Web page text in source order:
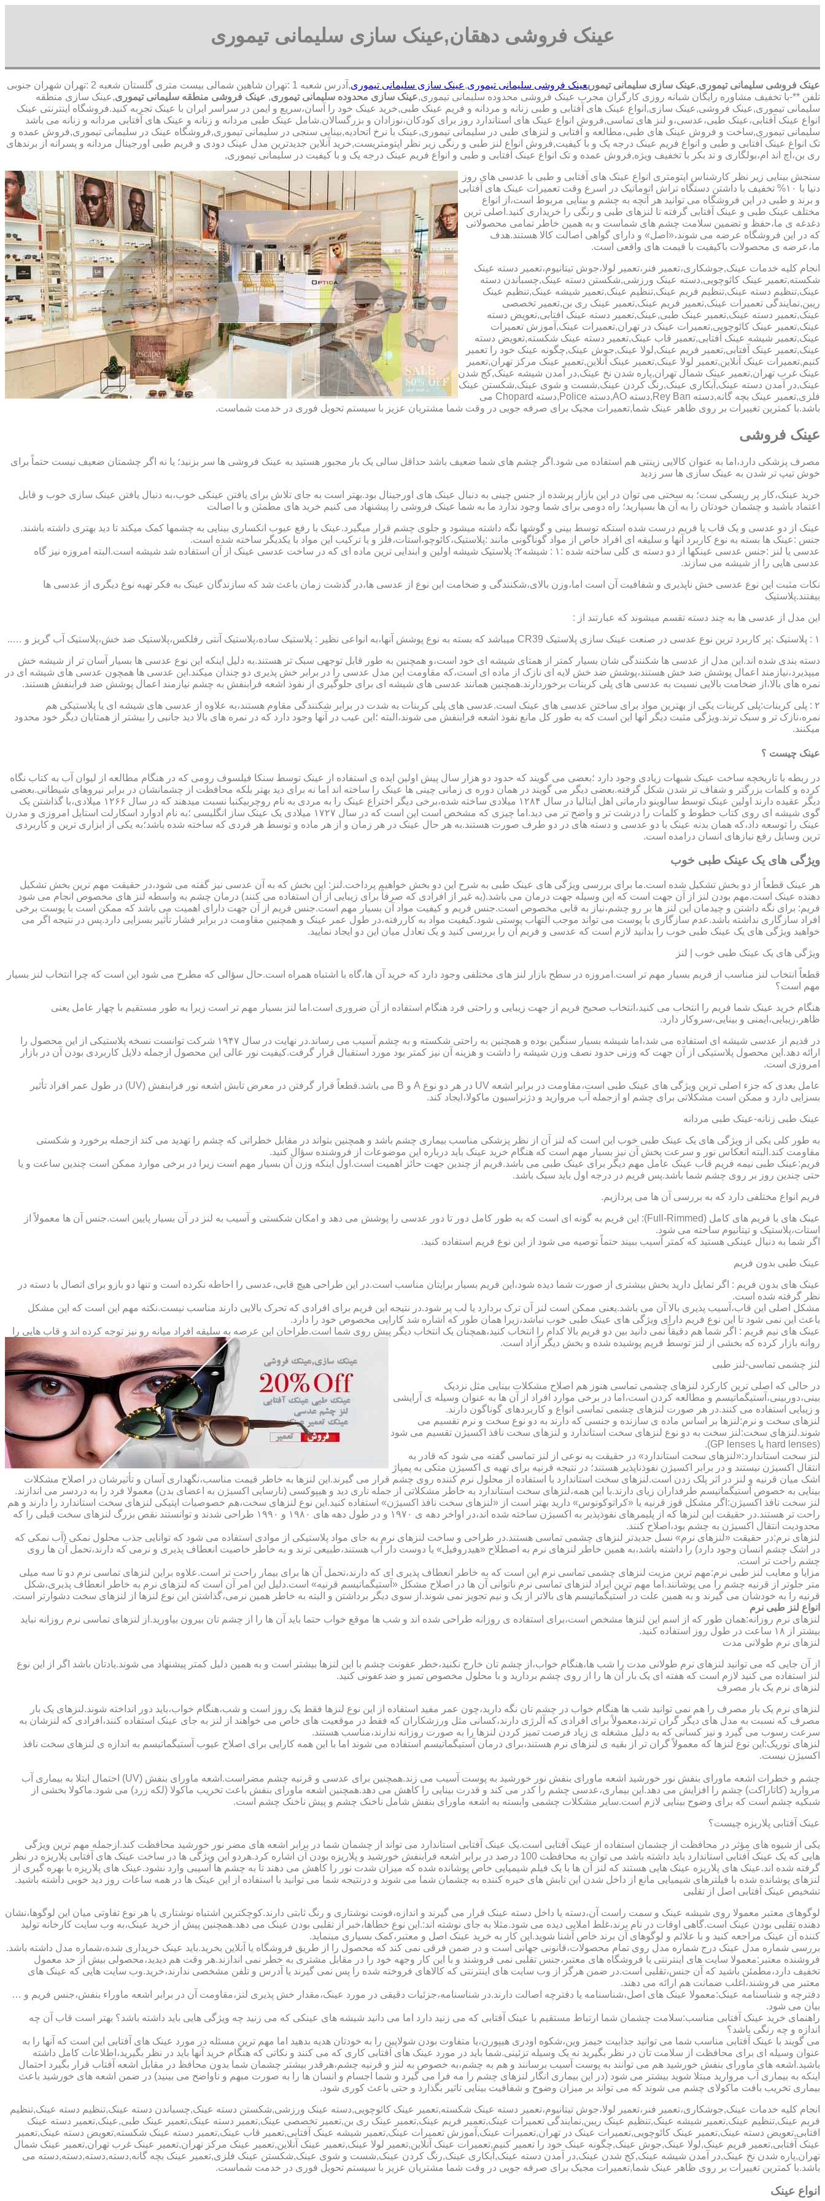
عینک فروشی دهقان,عینک سازی سلیمانی تیموری
عینک فروشی سلیمانی تیموری,عینک سازی سلیمانی تیموریعینک فروشی سلیمانی تیموری,عینک سازی سلیمانی تیموری
,آدرس شعبه 1 :تهران شاهین شمالی بیست متری گلستان شعبه 2 :تهران شهران جنوبی
تلفن **-با تخفیف مشاوره رایگان شبانه روزی کارگران مجرب عینک فروشی محدوده سلیمانی تیموری,عینک سازی محدوده سلیمانی تیموری, عینک فروشی منطقه سلیمانی تیموری,عینک سازی منطقه
سلیمانی تیموری,عینک فروشی,عینک سازی,انواع عینک های آفتابی و طبی زنانه و مردانه و فریم عینک طبی,خرید عینک خود را آسان،سریع و ایمن در سراسر ایران با عینک تجربه کنید.فروشگاه اینترنتی عینک
انواع عینک آفتابی،عینک طبی،عدسی،و لنز های تماسی,فروش انواع عینک های استاندارد روز برای کودکان،نوزادان و بزرگسالان.شامل عینک طبی مردانه و زنانه و عینک های آفتابی مردانه و زنانه می باشد
سلیمانی تیموری,ساخت و فروش عینک های طبی،مطالعه و آفتابی و لنزهای طبی در سلیمانی تیموری,عینک با نرخ اتحادیه,بینایی سنجی در سلیمانی تیموری,فروشگاه عینک در سلیمانی تیموری,فروش عمده و
تک انواع عینک آفتابی و طبی و انواع فریم عینک درجه یک و با کیفیت,فروش انواع لنز طبی و رنگی زیر نظر اپتومتریست,خرید آنلاین جدیدترین مدل عینک دودی و فریم طبی اورجینال مردانه و پسرانه از برندهای
ری بن،اچ اند ام،بولگاری و تد بکر با تخفیف ویژه,فروش عمده و تک انواع عینک آفتابی و طبی و انواع فریم عینک درجه یک و با کیفیت در سلیمانی تیموری,
سنجش بینایی زیر نظر کارشناس اپتومتری انواع عینک های آفتابی و طبی با عدسی های روز
دنیا با ۱۰% تخفیف با داشتن دستگاه تراش اتوماتیک در اسرع وقت تعمیرات عینک های آفتابی
و برند و طبی در این فروشگاه می توانید هر آنچه به چشم و بینایی مربوط است،از انواع
مختلف عینک طبی و عینک آفتابی گرفته تا لنزهای طبی و رنگی را خریداری کنید.اصلی ترین
دغدغه ی ما،حفظ و تضمین سلامت چشم های شماست و به همین خاطر تمامی محصولاتی
که در این فروشگاه عرضه می شوند،«اصل» و دارای گواهی اصالت کالا هستند.هدف
ما،عرضه ی محصولات باکیفیت با قیمت های واقعی است.
انجام کلیه خدمات عینک,جوشکاری،تعمیر فنر،تعمیر لولا،جوش تیتانیوم،تعمیر دسته عینک
شکسته,تعمیر عینک کائوچویی,دسته عینک ورزشی,شکستن دسته عینک,چسباندن دسته
عینک,تنظیم دسته عینک,تنظیم فریم عینک,تنظیم عینک,تعمیر شیشه عینک,تنظیم عینک
ریبن,نمایندگی تعمیرات عینک,تعمیر فریم عینک,تعمیر عینک ری بن,تعمیر تخصصی
عینک,تعمیر دسته عینک,تعمیر عینک طبی,عینک,تعمیر دسته عینک افتابی,تعویض دسته
عینک,تعمیر عینک کائوچویی,تعمیرات عینک در تهران,تعمیرات عینک,آموزش تعمیرات
عینک,تعمیر شیشه عینک آفتابی,تعمیر قاب عینک,تعمیر دسته عینک شکسته,تعویض دسته
عینک,تعمیر عینک آفتابی,تعمیر فریم عینک,لولا عینک,جوش عینک,چگونه عینک خود را تعمیر
کنیم,تعمیرات عینک آنلاین,تعمیر لولا عینک,تعمیر عینک آنلاین,تعمیر عینک مرکز تهران,تعمیر
عینک غرب تهران,تعمیر عینک شمال تهران,پاره شدن نخ عینک,در آمدن شیشه عینک,کج شدن
عینک,در آمدن دسته عینک,آبکاری عینک,رنگ کردن عینک,شست و شوی عینک,شکستن عینک
فلزی,تعمیر عینک بچه گانه,دسته Rey Ban,دسته AO,دسته Police,دسته Chopard می
باشد.با کمترین تغییرات بر روی ظاهر عینک شما,تعمیرات مجیک برای صرفه جویی در وقت شما مشتریان عزیز با سیستم تحویل فوری در خدمت شماست.
عینک فروشی
مصرف پزشکی دارد،اما به عنوان کالایی زینتی هم استفاده می شود.اگر چشم های شما ضعیف باشد حداقل سالی یک بار مجبور هستید به عینک فروشی ها سر بزنید؛ یا نه اگر چشمتان ضعیف نیست حتماً برای
خوش تیپ تر شدن به عینک سازی ها سر زدید
خرید عینک،کار پر ریسکی ست؛ به سختی می توان در این بازار پرشده از جنس چینی به دنبال عینک های اورجینال بود.بهتر است به جای تلاش برای یافتن عینکی خوب،به دنبال یافتن عینک سازی خوب و قابل
اعتماد باشید و چشمان خودتان را به آن ها بسپارید؛ راه دومی برای شما وجود ندارد ما به شما عینک فروشی را پیشنهاد می کنیم خرید های مطمئن و با اصالت
عینک از دو عدسی و یک قاب یا فریم درست شده استکه توسط بینی و گوشها نگه داشته میشود و جلوی چشم قرار میگیرد.عینک با رفع عیوب انکساری بینایی به چشمها کمک میکند تا دید بهتری داشته باشند.
جنس :عینک ها بسته به نوع کاربرد آنها و سلیقه ای افراد خاص از مواد گوناگونی مانند :پلاستیک،کائوچو،استات،فلز و یا ترکیب این مواد با یکدیگر ساخته شده است.
عدسی یا لنز :جنس عدسی عینکها از دو دسته ی کلی ساخته شده :۱ : شیشه۲: پلاستیک شیشه اولین و ابندایی ترین ماده ای که در ساخت عدسی عینک از آن استفاده شد شیشه است.البته امروزه نیز گاه
عدسی هایی را از شیشه می سازند.
نکات مثبت این نوع عدسی خش ناپذیری و شفافیت آن است اما،وزن بالای،شکنندگی و ضخامت این نوع از عدسی ها،در گذشت زمان باعث شد که سازندگان عینک به فکر تهیه نوع دیگری از عدسی ها
بیفتند.پلاستیک
این مدل از عدسی ها به چند دسته تقسم میشوند که عبارتند از :
۱ : پلاستیک :پر کاربرد ترین نوع عدسی در صنعت عینک سازی پلاستیک CR39 میباشد که بسته به نوع پوشش آنها،به انواعی نظیر : پلاستیک ساده،پلاستیک آنتی رفلکس،پلاستیک ضد خش،پلاستیک آب گریز و …..
دسته بندی شده اند.این مدل از عدسی ها شکنندگی شان بسیار کمتر از همتای شیشه ای خود است،و همچنین به طور قابل توجهی سبک تر هستند.به دلیل اینکه این نوع عدسی ها بسیار آسان تر از شیشه خش
میپذیرد،نیازمند اعمال پوشش ضد خش هستند،پوشش ضد خش لایه ای نازک از ماده ای است،که مقاومت این مدل عدسی را در برابر خش پذیری دو چندان میکند.این عدسی ها همچون عدسی های شیشه ای در
نمره های بالا،از ضخامت بالایی نسبت به عدسی های پلی کربنات برخوردارند.همچنین همانند عدسی های شیشه ای برای جلوگیری از نفوذ اشعه فرابنفش به چشم نیازمند اعمال پوشش ضد فرابنفش هستند.
۲ : پلی کربنات:پلی کربنات یکی از بهترین مواد برای ساختن عدسی های عینک است.عدسی های پلی کربنات به شدت در برابر شکنندگی مقاوم هستند،به علاوه از عدسی های شیشه ای یا پلاستیکی هم
نمره،نازک تر و سبک ترند.ویژگی مثبت دیگر آنها این است که به طور کل مانع نفوذ اشعه فرابنفش می شوند،البته ؛این عیب در آنها وجود دارد که در نمره های بالا دید جانبی را بیشتر از همتایان دیگر خود محدود
میکنند.
عینک چیست ؟
در ربطه با تاریخچه ساخت عینک شبهات زیادی وجود دارد ؛بعضی می گویند که حدود دو هزار سال پیش اولین ایده ی استفاده از عینک توسط سنکا فیلسوف رومی که در هنگام مطالعه از لیوان آب به کتاب نگاه
کرده و کلمات بزرگتر و شفاف تر شدن شکل گرفته.بعضی دیگر می گویند در همان دوره ی زمانی چینی ها عینک را ساخته اند اما نه برای دید بهتر بلکه محافظت از چشمانشان در برابر نیروهای شیطانی.بعضی
دیگر عقیده دارند اولین عینک توسط سالوینو دارماتی اهل ایتالیا در سال ۱۲۸۴ میلادی ساخته شده،برخی دیگر اختراع عینک را به مردی به نام روچربیکنبا نسبت میدهند که در سال ۱۲۶۶ میلادی،با گذاشتن یک
گوی شیشه ای روی کتاب خطوط و کلمات را درشت تر و واضح تر می دید.اما چیزی که مشخص است این است که در سال ۱۷۲۷ میلادی یک عینک ساز انگلیسی ؛به نام ادوارد اسکارلت استایل امروزی و مدرن
عینک را توسعه داد،که همان بدنه عینک با دو عدسی و دسته های در دو طرف صورت هستند.به هر حال عینک در هر زمان و از هر ماده و توسط هر فردی که ساخته شده باشد؛به یکی از ابزاری ترین و کاربردی
ترین وسایل رفع نیازهای انسان درامده است.
ویژگی های یک عینک طبی خوب
هر عینک قطعاً از دو بخش تشکیل شده است.ما برای بررسی ویژگی های عینک طبی به شرح این دو بخش خواهیم پرداخت.لنز: این بخش که به آن عدسی نیز گفته می شود،در حقیقت مهم ترین بخش تشکیل
دهنده عینک است.مهم بودن لنز از آن جهت است که این وسیله جهت درمان می باشد.(به غیر از افرادی که صرفاً برای زیبایی از آن استفاده می کنند) درمان چشم به واسطه لنز های مخصوص انجام می شود
فریم: برای نگه داشتن و چیدمان این لنز ها بر رو چشم،نیاز به قابی مخصوص است.جنس فریم و کیفیت مواد آن بسیار مهم است.جنس فریم از آن جهت دارای اهمیت می باشد که ممکن است با پوست برخی
افراد سازگاری نداشته باشد.عدم سازگاری با پوست می تواند موجب التهاب پوستی شود.کیفیت مواد به کاررفته،در طول عمر عینک و همچنین مقاومت در برابر فشار تأثیر بسزایی دارد.پس در نتیجه اگر می
خواهید ویژگی های یک عینک طبی خوب را بدانید لازم است که عدسی و فریم آن را بررسی کنید و یک تعادل میان این دو ایجاد نمایید.
ویژگی های یک عینک طبی خوب | لنز
قطعاً انتخاب لنز مناسب از فریم بسیار مهم تر است.امروزه در سطح بازار لنز های مختلفی وجود دارد که خرید آن ها،گاه با اشتباه همراه است.حال سؤالی که مطرح می شود این است که چرا انتخاب لنز بسیار
مهم است؟
هنگام خرید عینک شما فریم را انتخاب می کنید،انتخاب صحیح فریم از جهت زیبایی و راحتی فرد هنگام استفاده از آن ضروری است.اما لنز بسیار مهم تر است زیرا به طور مستقیم با چهار عامل یعنی
ظاهر،زیبایی،ایمنی و بینایی،سروکار دارد.
در قدیم از عدسی شیشه ای استفاده می شد،اما شیشه بسیار سنگین بوده و همچنین به راحتی شکسته و به چشم آسیب می رساند.در نهایت در سال ۱۹۴۷ شرکت توانست نسخه پلاستیکی از این محصول را
ارائه دهد.این محصول پلاستیکی از آن جهت که وزنی حدود نصف وزن شیشه را داشت و هزینه آن نیز کمتر بود مورد استقبال قرار گرفت.کیفیت نور عالی این محصول ازجمله دلایل کاربردی بودن آن در بازار
امروزی است.
عامل بعدی که جزء اصلی ترین ویژگی های عینک طبی است،مقاومت در برابر اشعه UV در هر دو نوع A و B می باشد.قطعاً قرار گرفتن در معرض تابش اشعه نور فرابنفش (UV) در طول عمر افراد تأثیر
بسزایی دارد و ممکن است مشکلاتی برای چشم او ازجمله آب مروارید و دژنراسیون ماکولا،ایجاد کند.
عینک طبی زنانه-عینک طبی مردانه
به طور کلی یکی از ویژگی های یک عینک طبی خوب این است که لنز آن از نظر پزشکی مناسب بیماری چشم باشد و همچنین بتواند در مقابل خطراتی که چشم را تهدید می کند ازجمله برخورد و شکستی
مقاومت کند.البته انعکاس نور و سرعت پخش آن نیز بسیار مهم است که هنگام خرید عینک باید درباره این موضوعات از فروشنده سؤال کنید.
فریم:عینک طبی نیمه فریم قاب عینک عامل مهم دیگر برای عینک طبی می باشد.فریم از چندین جهت حائز اهمیت است.اول اینکه وزن آن بسیار مهم است زیرا در برخی موارد ممکن است چندین ساعت و یا
حتی چندین روز بر روی چشم شما باشد.پس فریم در درجه اول باید سبک باشد.
فریم انواع مختلفی دارد که به بررسی آن ها می پردازیم.
عینک های با فریم های کامل (Full-Rimmed): این فریم به گونه ای است که به طور کامل دور تا دور عدسی را پوشش می دهد و امکان شکستی و آسیب به لنز در آن بسیار پایین است.جنس آن ها معمولاً از
استات،پلاستیک و تیتانیوم ساخته می شود.
اگر شما به دنبال عینکی هستید که کمتر آسیب ببیند حتماً توصیه می شود از این نوع فریم استفاده کنید.
عینک طبی بدون فریم
عینک های بدون فریم : اگر تمایل دارید بخش بیشتری از صورت شما دیده شود،این فریم بسیار برایتان مناسب است.در این طراحی هیچ قابی،عدسی را احاطه نکرده است و تنها دو بازو برای اتصال با دسته در
نظر گرفته شده است.
مشکل اصلی این قاب،آسیب پذیری بالا آن می باشد.یعنی ممکن است لنز آن ترک بردارد یا لب پر شود.در نتیجه این فریم برای افرادی که تحرک بالایی دارند مناسب نیست.نکته مهم این است که این مشکل
باعث این نمی شود تا این نوع فریم دارای ویژگی های عینک طبی خوب نباشد،زیرا همان طور که اشاره شد کارایی مخصوص خود را دارد.
عینک های نیم فریم : اگر شما هم دقیقاً نمی دانید بین دو فریم بالا کدام را انتخاب کنید،همچنان یک انتخاب دیگر پیش روی شما است.طراحان این عرصه به سلیقه افراد میانه رو نیز توجه کرده اند و قاب هایی را
روانه بازار کرده که بخشی از لنز توسط فریم پوشیده شده و بخش دیگر آزاد است.
لنز چشمی تماسی-لنز طبی
در حالی که اصلی ترین کارکرد لنزهای چشمی تماسی هنوز هم اصلاح مشکلات بینایی مثل نزدیک
بینی،دوربینی،آستیگماتیسم و مطالعه کردن است،اما در برخی موارد افراد از آن ها به عنوان وسیله ی آرایشی
و زیبایی استفاده می کنند.در هر صورت لنزهای چشمی تماسی انواع و کاربردهای گوناگون دارند.
لنزهای سخت و نرم:لنزها بر اساس ماده ی سازنده و جنسی که دارند به دو نوع سخت و نرم تقسیم می
شوند.لنزهای سخت:لنز سخت به دو نوع لنزهای سخت استاندارد و لنزهای سخت نافذ اکسیژن تقسیم می شود
(hard lenses یا GP lenses).
لنز سخت استاندارد:«لنزهای سخت استاندارد» در حقیقت به نوعی از لنز تماسی گفته می شود که قادر به
انتقال اکسیژن نیستند و در برابر اکسیژن نفوذناپذیر هستند؛ در نتیجه قرنیه برای تهیه ی اکسیژن متکی به پمپاژ
اشک میان قرنیه و لنز در اثر پلک زدن است.لنزهای سخت استاندارد با استفاده از محلول نرم کننده روی چشم قرار می گیرند.این لنزها به خاطر قیمت مناسب،نگهداری آسان و تأثیرشان در اصلاح مشکلات
بینایی به خصوص آستیگماتیسم طرفداران زیای دارند.با این همه،لنزهای سخت استاندارد به خاطر مشکلاتی از جمله تاری دید و هیپوکسی (نارسایی اکسیژن به اعضای بدن) معمولا فرد را به دردسر می اندازند.
لنز سخت نافذ اکسیژن:اگر مشکل قوز قرنیه یا «کراتوکونوس» دارید بهتر است از «لنزهای سخت نافذ اکسیژن» استفاده کنید.این نوع لنزهای سخت،هم خصوصیات اپتیکی لنزهای سخت استاندارد را دارند و هم
راحت تر هستند.در حقیقت این لنزها که از پلیمرهای نفوذپذیر به اکسیژن ساخته شده اند،در اواخر دهه ی ۱۹۷۰ و در طول دهه های ۱۹۸۰ و ۱۹۹۰ طراحی شدند و توانستند نقص بزرگ لنزهای سخت قبلی را که
محدودیت انتقال اکسیژن به چشم بود،اصلاح کنند.
لنزهای نرم:در حقیقت «لنزهای نرم» نسل جدیدتر لنزهای چشمی تماسی هستند.در طراحی و ساخت لنزهای نرم به جای مواد پلاستیکی از موادی استفاده می شود که توانایی جذب محلول نمکی (آب نمکی که
در اشک چشم انسان وجود دارد) را داشته باشد،به همین خاطر لنزهای نرم به اصطلاح «هیدروفیل» یا دوست دار آب هستند،طبیعی ترند و به خاطر خاصیت انعطاف پذیری و نرمی که دارند،تحمل آن ها روی
چشم راحت تر است.
مزایا و معایب لنز طبی نرم:مهم ترین مزیت لنزهای چشمی تماسی نرم این است که به خاطر انعطاف پذیری ای که دارند،تحمل آن ها برای بیمار راحت تر است.علاوه براین لنزهای تماسی نرم دو تا سه میلی
متر جلوتر از قرنیه چشم را می پوشانند.اما مهم ترین ایراد لنزهای تماسی نرم ناتوانی آن ها در اصلاح مشکل «آستیگماتیسم قرنیه» است.دلیل این امر آن است که لنزهای نرم به خاطر انعطاف پذیری،شکل
قرنیه را به خودشان می گیرند و به همین علت در آستیگماتیسم های بالاتر از یک و نیم تجویز نمی شوند.از سوی دیگر برداشتن و البته به خاطر همین نرمی،گذاشتن این نوع لنزها از لنزهای سخت دشوارتر است.
انواع لنز طبی نرم
لنزهای نرم روزانه:همان طور که از اسم این لنزها مشخص است،برای استفاده ی روزانه طراحی شده اند و شب ها موقع خواب حتما باید آن ها را از چشم تان بیرون بیاورید.از لنزهای تماسی نرم روزانه نباید
بیشتر از ۱۸ ساعت در طول روز استفاده کنید.
لنزهای نرم طولانی مدت
از آن جایی که می توانید لنزهای نرم طولانی مدت را شب ها،هنگام خواب،از چشم تان خارج نکنید،خطر عفونت چشم با این لنزها بیشتر است و به همین دلیل کمتر پیشنهاد می شوند.یادتان باشد اگر از این نوع
لنز استفاده می کنید لازم است که هفته ای یک بار آن ها را از روی چشم بردارید و با محلول مخصوص تمیز و ضدعفونی کنید.
لنزهای نرم یک بار مصرف
لنزهای نرم یک بار مصرف را هم نمی توانید شب ها هنگام خواب در چشم تان نگه دارید،چون عمر مفید استفاده از این نوع لنزها فقط یک روز است و شب،هنگام خواب،باید دور انداخته شوند.لنزهای یک بار
مصرف که نسبت به مدل های دیگر گران ترند،معمولاً برای افرادی که آلرژی دارند،کسانی مثل ورزشکاران که فقط در موقعیت های خاص می خواهند از لنز به جای عینک استفاده کنند،افرادی که لنزشان به
سرعت رسوب می گیرد و نیز کسانی که به دلیل مشغله ی زیاد فرصت تمیز کردن لنزها را به صورت روزانه ندارند،مناسب هستند.
لنزهای توریک:این نوع لنزها که معمولاً گران تر از بقیه ی لنزهای نرم هستند،برای درمان آستیگماتیسم استفاده می شوند اما با این همه کارایی برای اصلاح عیوب آستیگماتیسم به اندازه ی لنزهای سخت نافذ
اکسیژن نیست.
چشم و خطرات اشعه ماورای بنفش نور خورشید اشعه ماورای بنفش نور خورشید به پوست آسیب می زند.همچنین برای عدسی و قرنیه چشم مضراست.اشعه ماورای بنفش (UV) احتمال ابتلا به بیماری آب
مروارید (کاتاراکت) چشم را افزایش می دهد.این بیماری،عدسی چشم را کدر می کند و قدرت بینایی را کاهش می دهد.همچنین اشعه ماورای بنفش باعث تخریب ماکولا (لکه زرد) می شود.ماکولا بخشی از
شبکیه چشم است که برای وضوح بینایی لازم است.سایر مشکلات چشمی وابسته به اشعه ماورای بنفش شامل ناخنک چشم و پیش ناخنک چشم است.
عینک آفتابی پلاریزه چیست؟
یکی از شیوه های مؤثر در محافظت از چشمان استفاده از عینک آفتابی است.یک عینک آفتابی استاندارد می تواند از چشمان شما در برابر اشعه های مضر نور خورشید محافظت کند.ازجمله مهم ترین ویژگی
هایی که یک عینک آفتابی استاندارد باید داشته باشد می توان به محافظت 100 درصد در برابر اشعه فرابنفش خورشید و پلاریزه بودن آن اشاره کرد.هردو این ویژگی ها در ساخت عینک های آفتابی پلاریزه در نظر
گرفته شده اند.عینک های پلاریزه عینک هایی هستند که لنز آن ها با یک فیلم شیمیایی خاص پوشانده شده که میزان شدت نور را کاهش می دهند تا به چشم ها آسیبی وارد نشود.عینک های پلاریزه با بهره گیری از
لنزهای پوشانده شده با فیلترهای شیمیایی مانع از داخل شدن این تابش های خیره کننده به چشمان شما می شوند و درنتیجه شما می توانید با استفاده از این عینک ها در همه ساعات روز دید خوبی داشته باشید.
تشخیص عینک آفتابی اصل از تقلبی
لوگوهای معتبر معمولا روی شیشه عینک و سمت راست آن،دسته یا داخل دسته عینک قرار می گیرند و اندازه،فونت نوشتاری و رنگ ثابتی دارند.کوچکترین اشتباه نوشتاری یا هر نوع تفاوتی میان این لوگوها،نشان
دهنده تقلبی بودن عینک است.گاهی اوقات در نام برند،غلط املایی دیده می شود.مثلا به جای نوشته اند:.این نوع خطاها،خبر از تقلبی بودن عینک می دهد.همچنین پیش از خرید عینک،به وب سایت کارخانه تولید
کننده آن عینک مراجعه کنید و با علائم و لوگوهای آن برند خاص آشنا شوید.این کار به خرید عینک اصل و معتبر،کمک بسیاری مینماید.
بررسی شماره مدل عینک درج شماره مدل روی تمام محصولات،قانونی جهانی است و در ضمن فرقی نمی کند که محصول را از طریق فروشگاه یا آنلاین بخرید.باید عینک خریداری شده،شماره مدل داشته باشد.
فروشنده معتبر:معمولا سایت های اینترنتی یا فروشگاه های معتبر،جنس تقلبی نمی فروشند و با این کار وجهه خود را در مقابل مشتری به خطر نمی اندازند.هر وقت هم دیدید،محصولی بیش از حد معمول
تخفیف دارد،مطمئن باشید که آن جنس،تقلبی است.در ضمن هرگز از وب سایت های اینترنتی که کالاهای فروخته شده را پس نمی گیرند یا آدرس و تلفن مشخصی ندارند،خرید.وب سایت هایی که عینک های
معتبر می فروشند،اغلب ضمانت هم ارائه می دهند.
دفترچه و شناسنامه عینک:معمولا عینک های اصل،شناسنامه یا دفترچه اصالت دارند.در شناسنامه،جزئیات دقیقی در مورد عینک،مقدار خش پذیری لنز،مقاومت آن در برابر اشعه ماوراء بنفش،جنس فریم و …
بیان می شود.
راهنمای خرید عینک آفتابی مناسب:سلامت چشمان شما ارتباط مستقیم با عینک آفتابی که می زنید دارد اما می دانید شیشه های عینکی که می زنید چه ویژگی هایی باید داشته باشد؟ بهتر است قاب آن چه
اندازه و چه رنگی باشد؟
می گویند با عینک آفتابی مناسب شما می توانید جذابیت جیمز وین،شکوه اودری هیپورن،یا متفاوت بودن شولاپین را به خودتان هدیه بدهید اما مهم ترین مسئله در مورد عینک های آفتابی این است که آنها را به
عنوان وسیله ای برای محافظت از سلامت تان در نظر بگیرید نه یک وسیله تزئینی.شما باید در مورد عینک های آفتابی کاری که می کنند و نکاتی که هنگام خرید آنها باید در نظر بگیرید،اطلاعات کامل داشته
باشید.اشعه های ماورای بنفش خورشید هم می توانند به پوست آسیب برسانند و هم به چشم،به خصوص به لنز و قرنیه چشم،هرقدر بیشتر چشمان شما بدون محافظ در مقابل اشعه آفتاب قرار بگیرد احتمال
اینکه به بیماری آب مروارید مبتلا شوید بیشتر می شود (در این بیماری انگار لنزهای چشم را مه فرا می گیرد و شما اجسام و انسان ها را به صورت مبهم و ناواضح می بینید) در ضمن اشعه های خورشید باعث
بیماری تخریب بافت ماکولای چشم می شوند که می تواند بر میزان وضوح و شفافیت بینایی تاثیر بگذارد و حتی باعث کوری شود.
انجام کلیه خدمات عینک,جوشکاری،تعمیر فنر،تعمیر لولا،جوش تیتانیوم،تعمیر دسته عینک شکسته,تعمیر عینک کائوچویی,دسته عینک ورزشی,شکستن دسته عینک,چسباندن دسته عینک,تنظیم دسته عینک,تنظیم
فریم عینک,تنظیم عینک,تعمیر شیشه عینک,تنظیم عینک ریبن,نمایندگی تعمیرات عینک,تعمیر فریم عینک,تعمیر عینک ری بن,تعمیر تخصصی عینک,تعمیر دسته عینک,تعمیر عینک طبی,عینک,تعمیر دسته عینک
افتابی,تعویض دسته عینک,تعمیر عینک کائوچویی,تعمیرات عینک در تهران,تعمیرات عینک,آموزش تعمیرات عینک,تعمیر شیشه عینک آفتابی,تعمیر قاب عینک,تعمیر دسته عینک شکسته,تعویض دسته عینک,تعمیر
عینک آفتابی,تعمیر فریم عینک,لولا عینک,جوش عینک,چگونه عینک خود را تعمیر کنیم,تعمیرات عینک آنلاین,تعمیر لولا عینک,تعمیر عینک آنلاین,تعمیر عینک مرکز تهران,تعمیر عینک غرب تهران,تعمیر عینک شمال
تهران,پاره شدن نخ عینک,در آمدن شیشه عینک,کج شدن عینک,در آمدن دسته عینک,آبکاری عینک,رنگ کردن عینک,شست و شوی عینک,شکستن عینک فلزی,تعمیر عینک بچه گانه,دسته,دسته,دسته,دسته می
باشد.با کمترین تغییرات بر روی ظاهر عینک شما,تعمیرات مجیک برای صرفه جویی در وقت شما مشتریان عزیز با سیستم تحویل فوری در خدمت شماست.
انواع عینک